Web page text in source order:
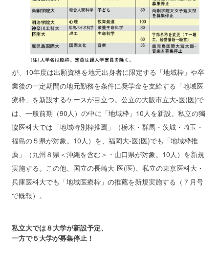
が、10年度は出願資格を地元出身者に限定する「地域枠」や卒
業後の一定期間の地元勤務を条件に奨学金を支給する「地域医
療枠」を新設するケースが目立つ。公立の大阪市立大‐医(医)で
は、一般前期（90人）の中に「地域枠」10人を新設。私立の獨
協医科大では「地域特別枠推薦」（栃木・群馬・茨城・埼玉・
福島の５県が対象。10人）を、福岡大‐医(医)でも「地域枠推
薦」（九州８県＜沖縄を含む＞・山口県が対象。10人）を新規
実施する。この他、国立の長崎大‐医(医)、私立の東京医科大・
兵庫医科大でも「地域医療枠」の推薦を新規実施する（ ７月号
で既報）。
私立大では８大学が新設予定、
一方で５大学が募集停止！